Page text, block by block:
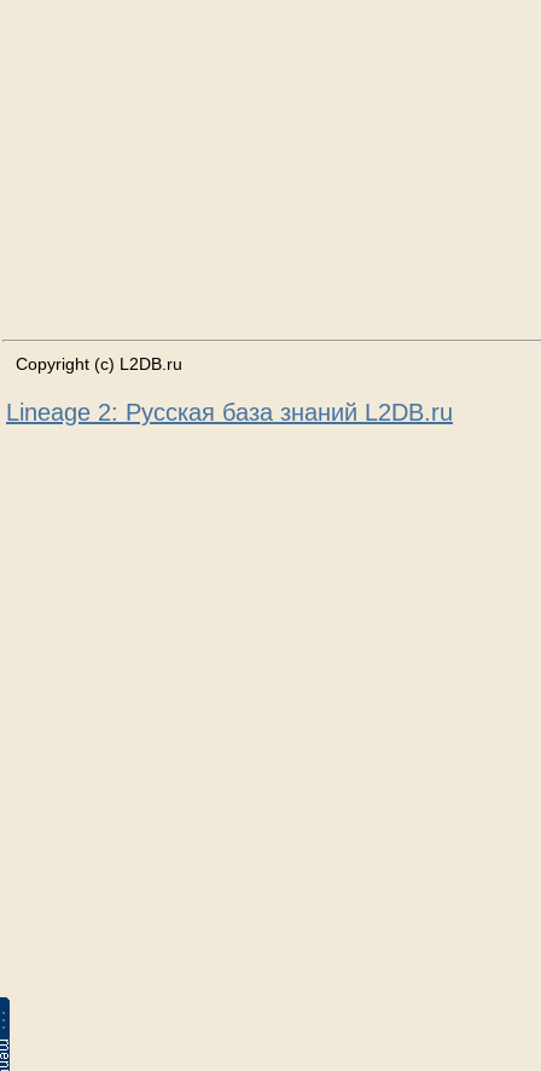
Copyright (c) L2DB.ru
Lineage 2: Русская база знаний L2DB.ru